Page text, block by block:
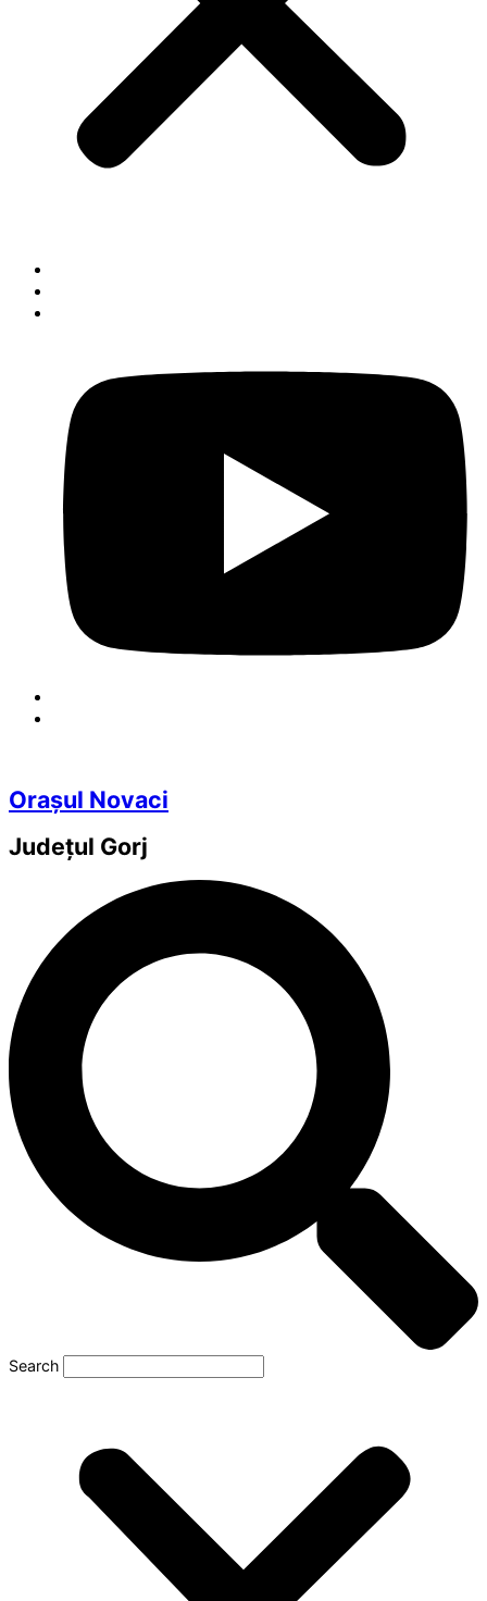
Orașul Novaci
Județul Gorj
Search